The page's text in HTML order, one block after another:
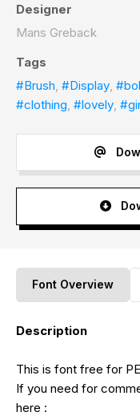
Designer
Mans Greback
Tags
#Brush, #Display,
#clothing, #lovely,
Font Overview
Description
This is font free for
If you need for
here :